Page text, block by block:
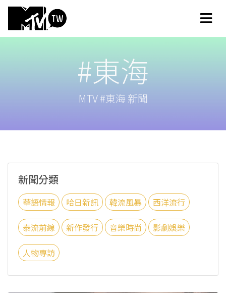
#東海
MTV #東海 新聞
新聞分類
華語情報 哈日新訊 韓流風暴 西洋流行
泰流前線 新作發行 音樂時尚 影劇娛樂
人物專訪